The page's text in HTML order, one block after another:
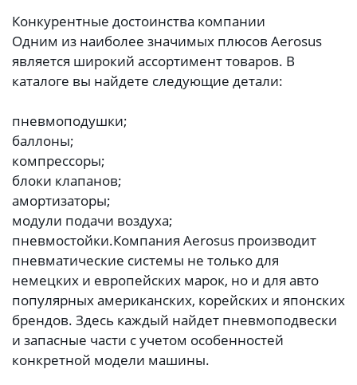
Конкурентные достоинства компании
Одним из наиболее значимых плюсов Aerosus
является широкий ассортимент товаров. В
каталоге вы найдете следующие детали:
пневмоподушки;
баллоны;
компрессоры;
блоки клапанов;
амортизаторы;
модули подачи воздуха;
пневмостойки.Компания Aerosus производит
пневматические системы не только для
немецких и европейских марок, но и для авто
популярных американских, корейских и японских
брендов. Здесь каждый найдет пневмоподвески
и запасные части с учетом особенностей
конкретной модели машины.